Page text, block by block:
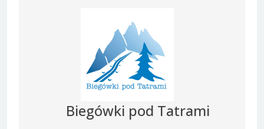
Biegówki pod Tatrami